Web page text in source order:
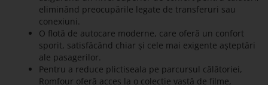
eliminând preocupările legate de transferuri sau
conexiuni.
O flotă de autocare moderne, care oferă un confort
sporit, satisfăcând chiar și cele mai exigente așteptări
ale pasagerilor.
Pentru a reduce plictiseala pe parcursul călătoriei,
Romfour oferă acces la o colecție vastă de filme,